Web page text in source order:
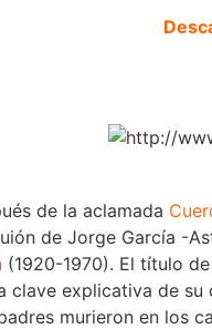
de la aclamada
de Jorge García -
(1920-1970). El título
clave explicativa de
murieron en los